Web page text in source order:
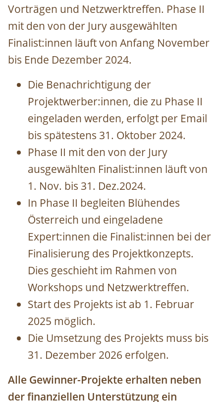
Vorträgen und Netzwerktreffen. Phase II
mit den von der Jury ausgewählten
Finalist:innen läuft von Anfang November
bis Ende Dezember 2024.
Die Benachrichtigung der
Projektwerber:innen, die zu Phase II
eingeladen werden, erfolgt per Email
bis spätestens 31. Oktober 2024.
Phase II mit den von der Jury
ausgewählten Finalist:innen läuft von
1. Nov. bis 31. Dez.2024.
In Phase II begleiten Blühendes
Österreich und eingeladene
Expert:innen die Finalist:innen bei der
Finalisierung des Projektkonzepts.
Dies geschieht im Rahmen von
Workshops und Netzwerktreffen.
Start des Projekts ist ab 1. Februar
2025 möglich.
Die Umsetzung des Projekts muss bis
31. Dezember 2026 erfolgen.
Alle Gewinner-Projekte erhalten neben
der finanziellen Unterstützung ein